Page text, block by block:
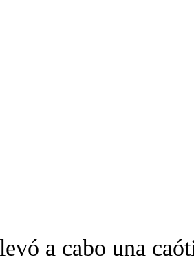
a cabo una